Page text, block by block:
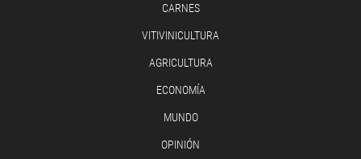
CARNES
VITIVINICULTURA
AGRICULTURA
ECONOMÍA
MUNDO
OPINIÓN